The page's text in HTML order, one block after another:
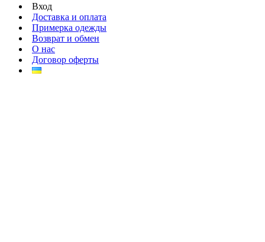
Вход
Доставка и оплата
Примерка одежды
Возврат и обмен
О нас
Договор оферты